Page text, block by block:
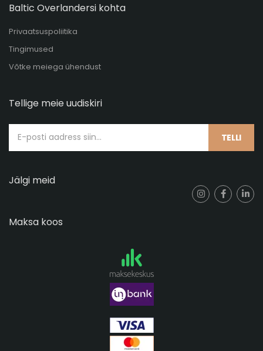
Baltic Overlandersi kohta
Privaatsuspoliitika
Tingimused
Võtke meiega ühendust
Tellige meie uudiskiri
TELLI
Jälgi meid
Maksa koos